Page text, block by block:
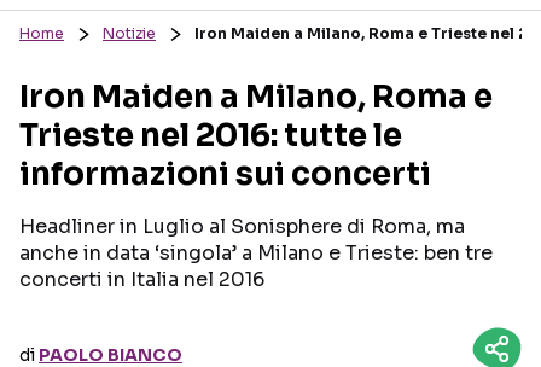
RECENSIONI MUSICALI
INTERVISTE
GOSSIP E CURIOSITÀ
TESTI CANZONI
TOUR ED EVENTI
TALENT SHOW
Home Notizie Iron Maiden a Milano, Roma e Trieste nel
Iron Maiden a Milano, Roma e
Trieste nel 2016: tutte le
informazioni sui concerti
Headliner in Luglio al Sonisphere di Roma, ma
anche in data ‘singola’ a Milano e Trieste: ben tre
concerti in Italia nel 2016
di PAOLO BIANCO